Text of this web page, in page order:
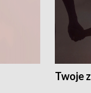
Twoje